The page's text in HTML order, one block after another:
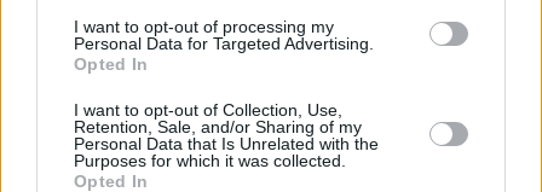
I want to opt-out of processing my
Personal Data for Targeted Advertising.
Opted In
I want to opt-out of Collection, Use,
Retention, Sale, and/or Sharing of my
Personal Data that Is Unrelated with the
Purposes for which it was collected.
Opted In